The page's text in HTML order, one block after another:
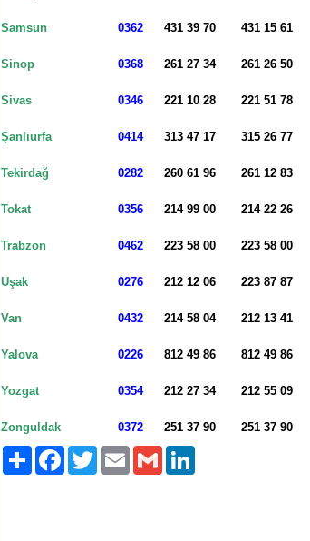
Samsun 0362 431 39 70 431 15 61
Sinop 0368 261 27 34 261 26 50
Sivas 0346 221 10 28 221 51 78
Şanlıurfa 0414 313 47 17 315 26 77
Tekirdağ 0282 260 61 96 261 12 83
Tokat 0356 214 99 00 214 22 26
Trabzon 0462 223 58 00 223 58 00
Uşak 0276 212 12 06 223 87 87
Van 0432 214 58 04 212 13 41
Yalova 0226 812 49 86 812 49 86
Yozgat 0354 212 27 34 212 55 09
Zonguldak 0372 251 37 90 251 37 90
Paylaş FacebookTwitter Email Gmail